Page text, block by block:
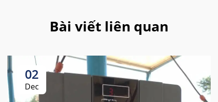
Bài viết liên quan
02
Dec